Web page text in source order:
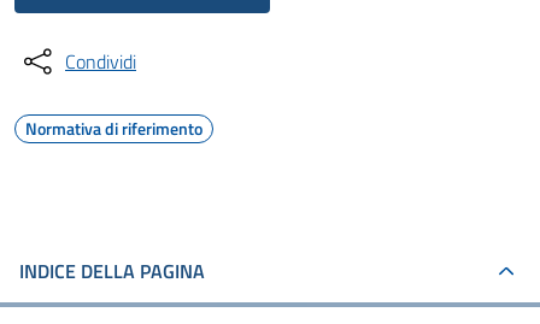
Condividi
Normativa di riferimento
INDICE DELLA PAGINA